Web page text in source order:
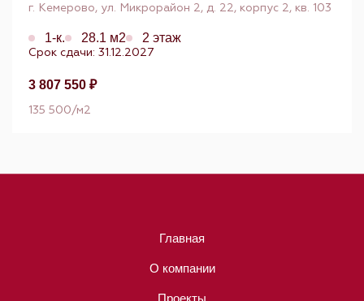
г. Кемерово, ул. Микрорайон 2, д. 22, корпус 2, кв. 103
1-к. 28.1 м2
2 этаж
Срок сдачи: 31.12.2027
3 807 550 ₽
135 500/м2
Главная
О компании